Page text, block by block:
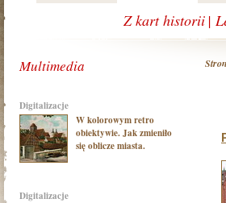
Z kart historii |
Multimedia
digitalizacje
W kolorowym retro
obiektywie. Jak zmieniło
się oblicze miasta.
digitalizacje